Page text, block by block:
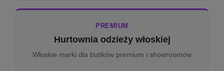
PREMIUM
Hurtownia odzieży włoskiej
Włoskie marki dla butików premium i showroomów